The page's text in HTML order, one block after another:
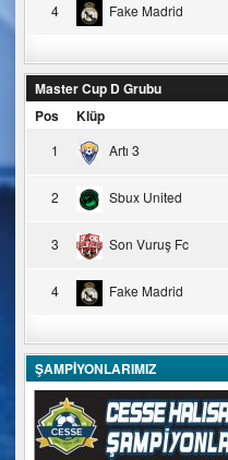
4 Fake Madrid
Master Cup D Grubu
Pos
Klüp
1 Artı 3
2 Sbux United
3 Son Vuruş Fc
4 Fake Madrid
ŞAMPİYONLARIMIZ